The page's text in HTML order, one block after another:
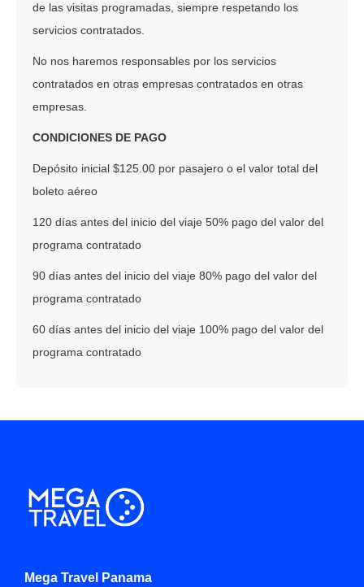
de las visitas programadas, siempre respetando los
servicios contratados.
No nos haremos responsables por los servicios
contratados en otras empresas contratados en otras
empresas.
CONDICIONES DE PAGO
Depósito inicial $125.00 por pasajero o el valor total del
boleto aéreo
120 días antes del inicio del viaje 50% pago del valor del
programa contratado
90 días antes del inicio del viaje 80% pago del valor del
programa contratado
60 días antes del inicio del viaje 100% pago del valor del
programa contratado
Mega Travel Panama